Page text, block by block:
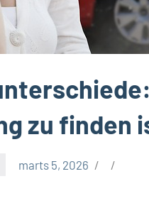
zu finden
marts 5, 2026